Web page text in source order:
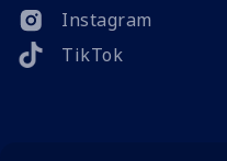
Instagram
TikTok